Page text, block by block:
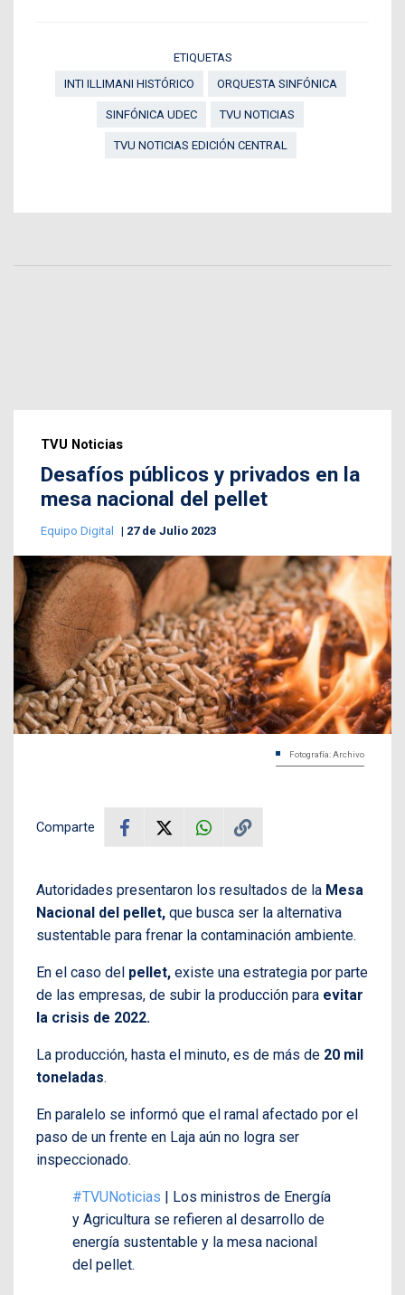
ETIQUETAS
INTI ILLIMANI HISTÓRICO
ORQUESTA SINFÓNICA
SINFÓNICA UDEC TVU NOTICIAS
TVU NOTICIAS EDICIÓN CENTRAL
TVU Noticias
Desafíos públicos y privados en la
mesa nacional del pellet
Equipo Digital 27 de Julio 2023
Fotografía: Archivo
Comparte
Autoridades presentaron los resultados de la Mesa
Nacional del pellet, que busca ser la alternativa
sustentable para frenar la contaminación ambiente.
En el caso del pellet, existe una estrategia por parte
de las empresas, de subir la producción para evitar
la crisis de 2022.
La producción, hasta el minuto, es de más de 20 mil
toneladas.
En paralelo se informó que el ramal afectado por el
paso de un frente en Laja aún no logra ser
inspeccionado.
#TVUNoticias | Los ministros de Energía
y Agricultura se refieren al desarrollo de
energía sustentable y la mesa nacional
del pellet.